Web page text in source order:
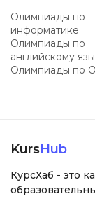
Олимпиады по
информатике
Олимпиады по
английскому
Олимпиады по
KursHub
КурсХаб - это